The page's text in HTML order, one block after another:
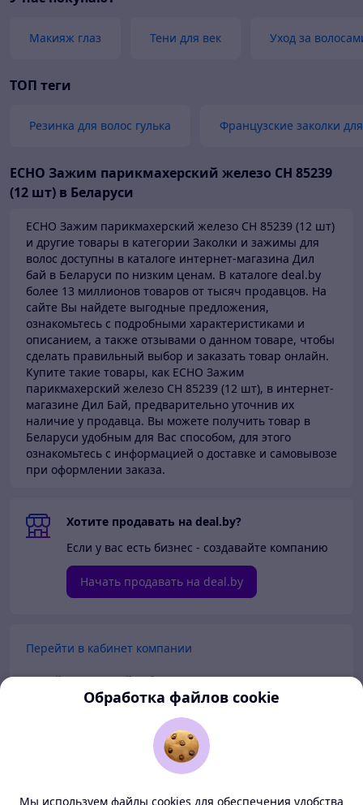
Макияж глаз Тени для век Уход за
ТОП теги
Резинка для волос гулька Французские заколки
ECHO Зажим парикмахерский железо CH 85239
(12 шт) в Беларуси
ECHO Зажим парикмахерский железо CH 85239 (12 шт)
и другие товары в категории Заколки и зажимы для
волос доступны в каталоге интернет-магазина Дил
бай в Беларуси по низким ценам. В каталоге deal.by
более 13 миллионов товаров от тысяч продавцов. На
сайте Вы найдете выгодные предложения,
ознакомьтесь с подробными характеристиками и
описанием, а также отзывами о данном товаре, чтобы
сделать правильный выбор и заказать товар онлайн.
Купите такие товары, как ECHO Зажим
парикмахерский железо CH 85239 (12 шт), в интернет-
магазине Дил Бай, предварительно уточнив их
наличие у продавца. Вы можете получить товар в
Беларуси удобным для Вас способом, для этого
ознакомьтесь с информацией о доставке и самовывозе
при оформлении заказа.
Хотите продавать на deal.by?
Если у вас есть бизнес - создавайте компанию
Начать продавать на deal.by
Перейти в кабинет компании
Перейти в личный кабинет
Обработка файлов cookie
Мы используем файлы cookies для обеспечения удобства